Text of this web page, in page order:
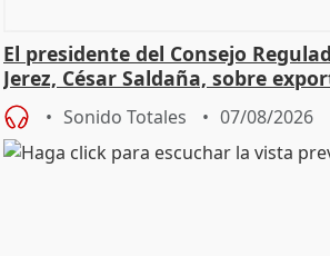
El presidente del Consejo
Jerez, César Saldaña, sobre
Sonido Totales 07/08/2026